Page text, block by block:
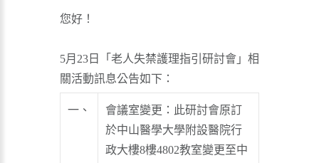
您好！
5月23日「老人失禁護理指引研討會」相
關活動訊息公告如下：
一、
會議室變更：此研討會原訂
於中山醫學大學附設醫院行
政大樓8樓4802教室變更至中